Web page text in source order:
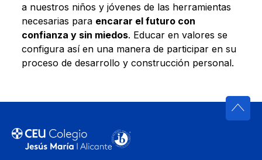
a nuestros niños y jóvenes de las herramientas
necesarias para encarar el futuro con
confianza y sin miedos. Educar en valores se
configura así en una manera de participar en su
proceso de desarrollo y construcción personal.